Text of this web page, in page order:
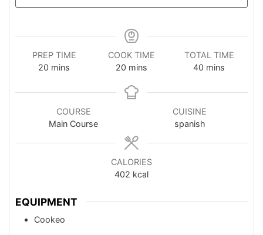
PREP TIME
20 minutes
mins
COOK TIME
20 minutes
mins
TOTAL TIME
40 minutes
mins
COURSE
Main Course
CUISINE
spanish
CALORIES
402 kcal
EQUIPMENT
Cookeo